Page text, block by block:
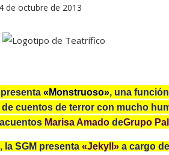
de octubre de 2013
presenta«Monstruoso», una
cuentos de terror con mucho
Marisa AmadodeGrupo
la SGM presenta «Jekyll»a cargo